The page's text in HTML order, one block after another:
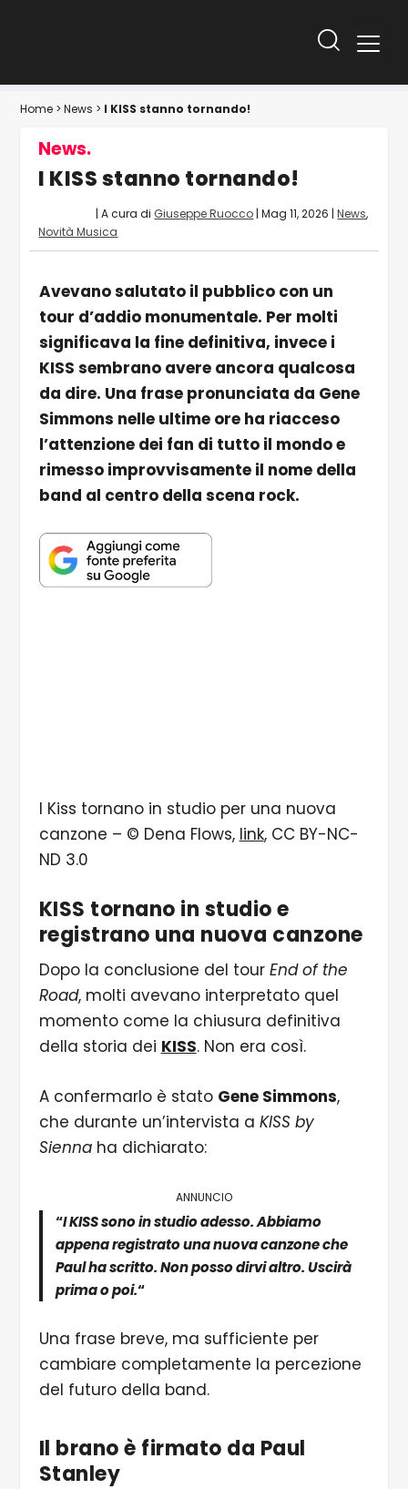
Home >News > I KISS stanno tornando!
News.
I KISS stanno tornando!
| A cura di Giuseppe Ruocco |Mag 11, 2026 |News,
Novità Musica
Avevano salutato il pubblico con un
tour d’addio monumentale. Per molti
significava la fine definitiva, invece i
KISS sembrano avere ancora qualcosa
da dire. Una frase pronunciata da Gene
Simmons nelle ultime ore ha riacceso
l’attenzione dei fan di tutto il mondo e
rimesso improvvisamente il nome della
band al centro della scena rock.
I Kiss tornano in studio per una nuova
canzone – © Dena Flows, link, CC BY-NC-
ND 3.0
KISS tornano in studio e
registrano una nuova canzone
Dopo la conclusione del tour End of the
Road, molti avevano interpretato quel
momento come la chiusura definitiva
della storia dei KISS. Non era così.
A confermarlo è stato Gene Simmons,
che durante un’intervista a KISS by
Siennaha dichiarato:
ANNUNCIO
“IKISSsono in studio adesso. Abbiamo
appena registrato una nuova canzone che
Paul ha scritto. Non posso dirvi altro. Uscirà
prima o poi.“
Una frase breve, ma sufficiente per
cambiare completamente la percezione
del futuro della band.
Il brano è firmato da Paul
Stanley